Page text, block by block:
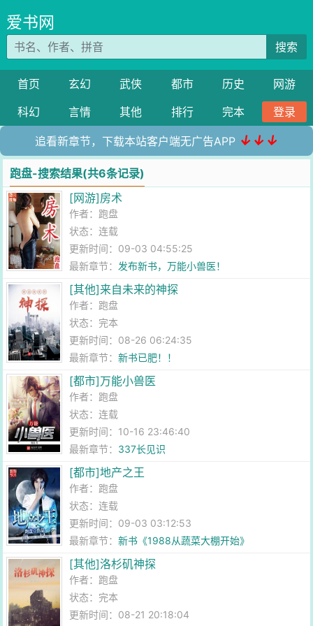
爱书网
搜索
首页 玄幻 武侠 都市 历史
网游
科幻
言情 其他 排行 完本 登录
追看新章节，下载本站客户端无广告APP ↓↓↓
跑盘-搜索结果(共6条记录)
[网游]房术
作者： 跑盘
状态：连载
更新时间：09-03 04:55:25
最新章节： 发布新书，万能小兽医！
[其他]来自未来的神探
作者： 跑盘
状态：完本
更新时间：08-26 06:24:35
最新章节：新书已肥！！
[都市]万能小兽医
作者： 跑盘
状态：连载
更新时间：10-16 23:46:40
最新章节： 337长见识
[都市]地产之王
作者： 跑盘
状态：连载
更新时间：09-03 03:12:53
最新章节：新书《1988从蔬菜大棚开始》
[其他]洛杉矶神探
作者： 跑盘
状态：完本
更新时间：08-21 20:18:04